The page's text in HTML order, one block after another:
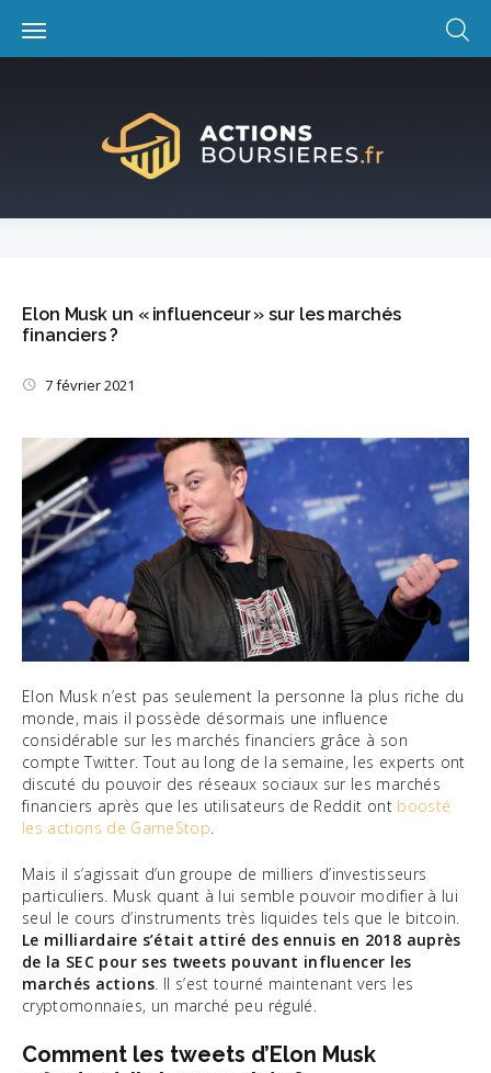
content
Elon Musk un « influenceur » sur les marchés
financiers ?
7 février 2021
Elon Musk n’est pas seulement la personne la plus riche du
monde, mais il possède désormais une influence
considérable sur les marchés financiers grâce à son
compte Twitter. Tout au long de la semaine, les experts ont
discuté du pouvoir des réseaux sociaux sur les marchés
financiers après que les utilisateurs de Reddit ont boosté
les actions de GameStop.
Mais il s’agissait d’un groupe de milliers d’investisseurs
particuliers. Musk quant à lui semble pouvoir modifier à lui
seul le cours d’instruments très liquides tels que le bitcoin.
Le milliardaire s’était attiré des ennuis en 2018 auprès
de la SEC pour ses tweets pouvant influencer les
marchés actions. Il s’est tourné maintenant vers les
cryptomonnaies, un marché peu régulé.
Comment les tweets d’Elon Musk